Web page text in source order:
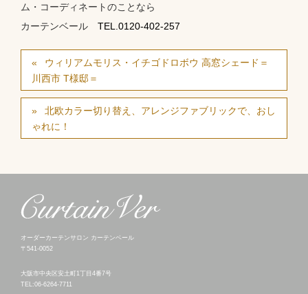
ム・コーディネートのことなら
カーテンベール TEL.0120-402-257
ウィリアムモリス・イチゴドロボウ 高窓シェード＝
川西市 T様邸＝
北欧カラー切り替え、アレンジファブリックで、おし
ゃれに！
オーダーカーテンサロン カーテンベール
〒541-0052
大阪市中央区安土町1丁目4番7号
TEL:06-6264-7711